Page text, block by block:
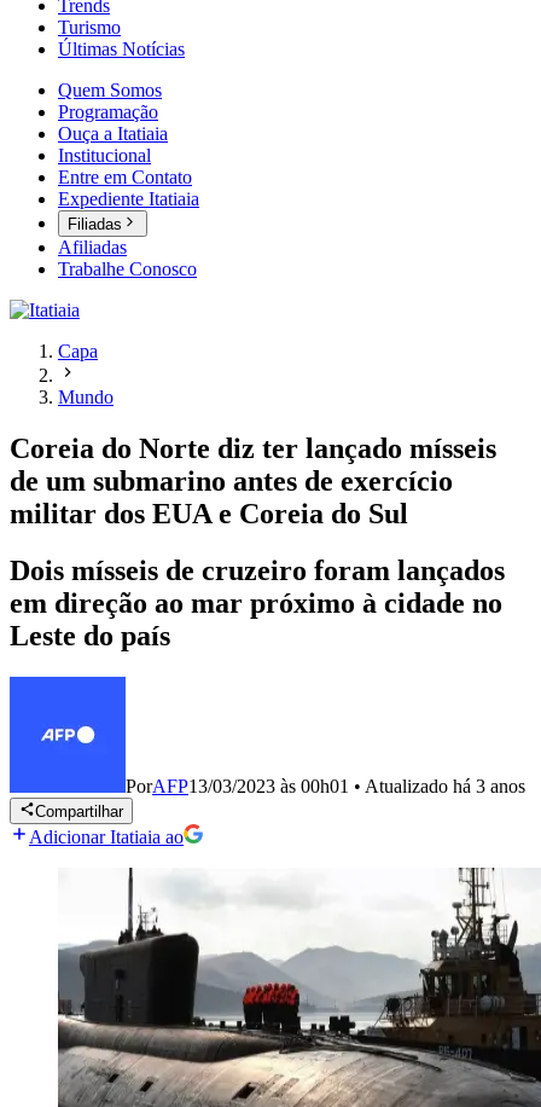
Trends
Turismo
Últimas Notícias
Quem Somos
Programação
Ouça a Itatiaia
Institucional
Entre em Contato
Expediente Itatiaia
Filiadas
Afiliadas
Trabalhe Conosco
Capa
Mundo
Coreia do Norte diz ter lançado mísseis
de um submarino antes de exercício
militar dos EUA e Coreia do Sul
Dois mísseis de cruzeiro foram lançados
em direção ao mar próximo à cidade no
Leste do país
PorAFP13/03/2023 às 00h01 • Atualizado há 3 anos
Compartilhar
Adicionar Itatiaia ao